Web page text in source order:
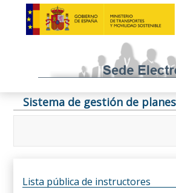
Sistema de gestión de
Lista pública de instructores